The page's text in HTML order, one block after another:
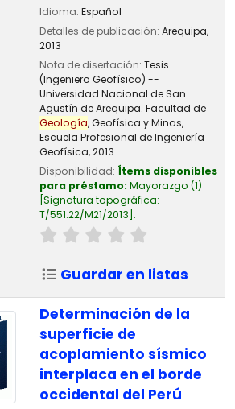
Idioma: Español
Detalles de publicación: Arequipa,
2013
Nota de disertación: Tesis
(Ingeniero Geofísico) --
Universidad Nacional de San
Agustín de Arequipa. Facultad de
Geología, Geofísica y Minas,
Escuela Profesional de Ingeniería
Geofísica, 2013.
Disponibilidad: Ítems disponibles
para préstamo: Mayorazgo (1)
Signatura topográfica:
T/551.22/M21/2013 .
Guardar en listas
Determinación de la
superficie de
acoplamiento sísmico
interplaca en el borde
occidental del Perú